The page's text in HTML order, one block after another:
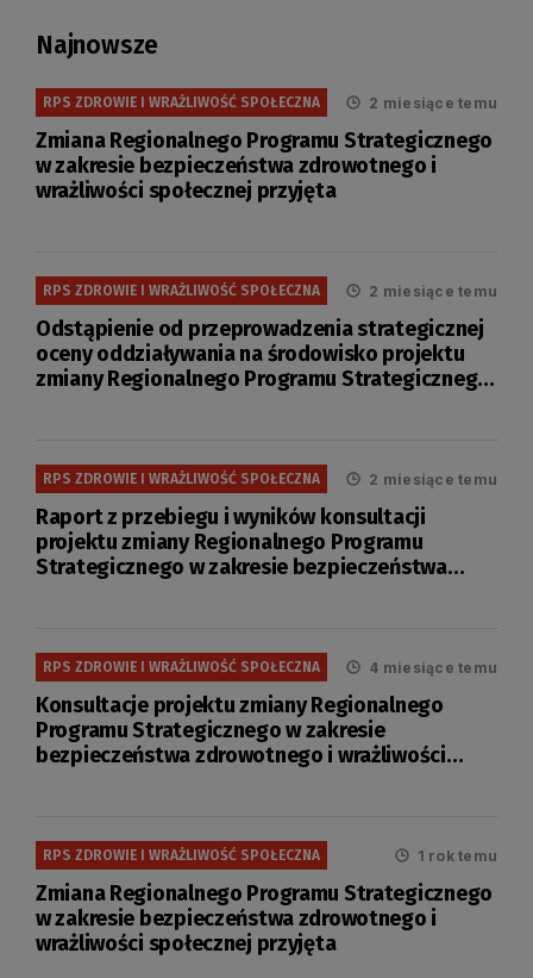
Najnowsze
RPS ZDROWIE I WRAŻLIWOŚĆ SPOŁECZNA 2 miesiące temu
Zmiana Regionalnego Programu Strategicznego
w zakresie bezpieczeństwa zdrowotnego i
wrażliwości społecznej przyjęta
RPS ZDROWIE I WRAŻLIWOŚĆ SPOŁECZNA 2 miesiące temu
Odstąpienie od przeprowadzenia strategicznej
oceny oddziaływania na środowisko projektu
zmiany Regionalnego Programu Strategicznego
RPS ZDROWIE I WRAŻLIWOŚĆ SPOŁECZNA 2 miesiące temu
Raport z przebiegu i wyników konsultacji
projektu zmiany Regionalnego Programu
Strategicznego w zakresie bezpieczeństwa
RPS ZDROWIE I WRAŻLIWOŚĆ SPOŁECZNA 4 miesiące temu
Konsultacje projektu zmiany Regionalnego
Programu Strategicznego w zakresie
bezpieczeństwa zdrowotnego i wrażliwości
RPS ZDROWIE I WRAŻLIWOŚĆ SPOŁECZNA 1 rok temu
Zmiana Regionalnego Programu Strategicznego
w zakresie bezpieczeństwa zdrowotnego i
wrażliwości społecznej przyjęta